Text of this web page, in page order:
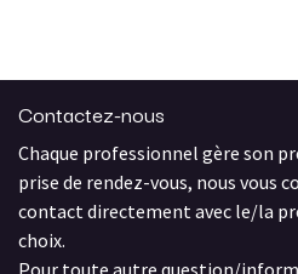
Contactez-nous
Chaque professionnel gère son
prise de rendez-vous, nous vous
contact directement avec le/la
choix.